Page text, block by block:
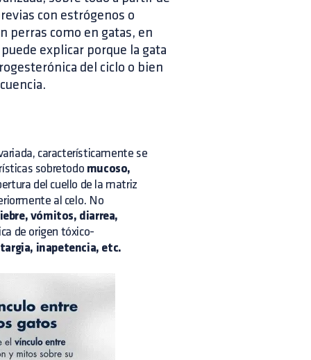
con estrógenos o
perras como en gatas, en
explicar porque la gata
del ciclo o bien
característicamente se
sobretodo mucoso,
del cuello de la matriz
al celo. No
vómitos, diarrea,
de origen tóxico-
inapetencia, etc.